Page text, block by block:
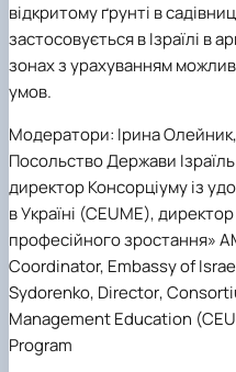
відкритому ґрунті в
застосовується в Ізраїлі в
зонах з урахуванням
умов.
Модератори: Ірина
Посольство Держави
директор Консорціуму із
в Україні (CEUME),
професійного зростання»
Coordinator, Embassy of
Sydorenko, Director,
ManagementEducation (
Program